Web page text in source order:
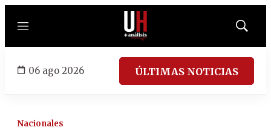
Menú
Mostrar
06 ago 2026 ÚLTIMAS NOTICIAS
Nacionales